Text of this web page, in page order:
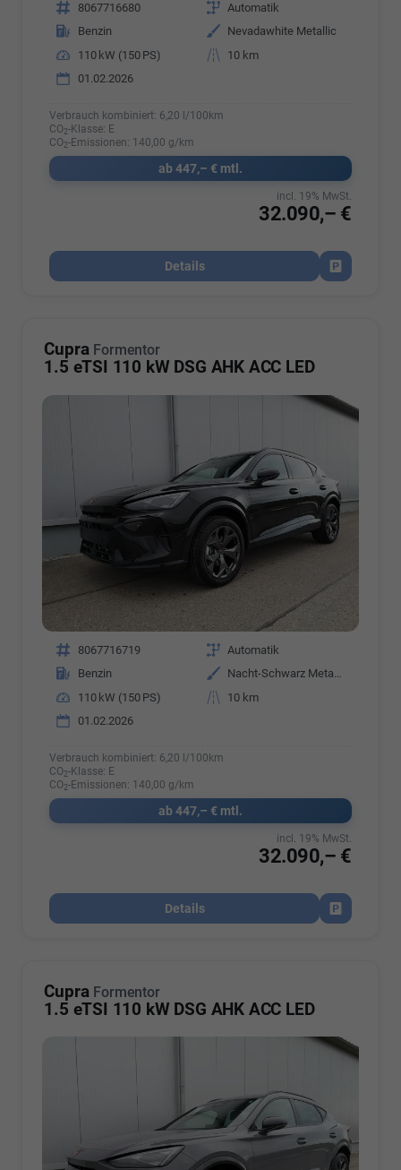
Fahrzeugnr. 8067716680 Getriebe Automatik
Kraftstoff
Benzin Außenfarbe
Nevadawhite Metallic
Leistung
110 kW (150 PS) Kilometerstand
10 km
01.02.2026
Verbrauch kombiniert: 6,20 l/100km
CO2-Klasse: E
CO2-Emissionen: 140,00 g/km
ab 447,– € mtl.
32.090,– €
incl. 19% MwSt.
Details
Fahrzeug
Cupra Formentor
1.5 eTSI 110 kW DSG AHK ACC LED
Fahrzeugnr. 8067716719 Getriebe Automatik
Kraftstoff
Benzin Außenfarbe
Nacht-Schwarz Metallic
Leistung
110 kW (150 PS) Kilometerstand
10 km
01.02.2026
Verbrauch kombiniert: 6,20 l/100km
CO2-Klasse: E
CO2-Emissionen: 140,00 g/km
ab 447,– € mtl.
32.090,– €
incl. 19% MwSt.
Details
Fahrzeug
Cupra Formentor
1.5 eTSI 110 kW DSG AHK ACC LED